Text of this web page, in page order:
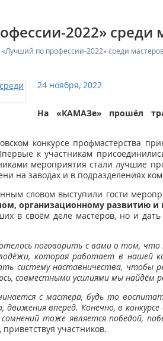
2022» среди
«Лучший по профессии-2022» среди
24 ноября, 2022
На «КАМАЗе» прошёл
конкурсе профмастерства
к участникам
мероприятия стали лучшие
на заводах и в подразделениях
словом выступили гости
организационному развитию и
в своём деле мастеров, но и
поговорить с вами о том,
которая работает в нашей
систему наставничества,
совместными усилиями мы найдём
с мастера, будь то
движения вперёд. Конечно, в
тоже является победой,
, приветствуя участников.